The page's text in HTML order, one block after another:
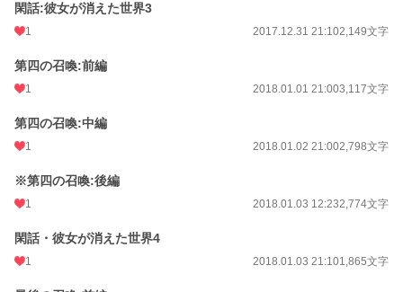
閑話:彼女が消えた世界3
1 2017.12.31 21:102,149文字
第四の召喚:前編
1 2018.01.01 21:003,117文字
第四の召喚:中編
1 2018.01.02 21:002,798文字
※第四の召喚:後編
1 2018.01.03 12:232,774文字
閑話・彼女が消えた世界4
1 2018.01.03 21:101,865文字